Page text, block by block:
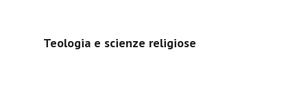
Teologia e scienze religiose